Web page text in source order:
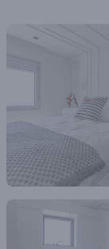
Os pontos de
embutidas
pendentes
luminária de piso
O estilo prefiro
elementos